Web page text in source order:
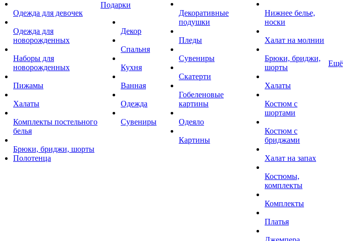
Одежда для девочек
Одежда для
новорожденных
Наборы для
новорожденных
Пижамы
Халаты
Комплекты постельного
белья
Брюки, бриджи, шорты
Полотенца
Подарки
Декор
Спальня
Кухня
Ванная
Одежда
Сувениры
Декоративные
подушки
Пледы
Сувениры
Скатерти
Гобеленовые
картины
Одеяло
Картины
Нижнее белье,
носки
Халат на молнии
Брюки, бриджи,
шорты
Халаты
Костюм с
шортами
Костюм с
бриджами
Халат на запах
Костюмы,
комплекты
Комплекты
Платья
Ещё